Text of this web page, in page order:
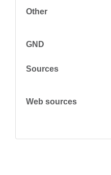
Other
GND
Sources
Web sources